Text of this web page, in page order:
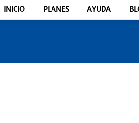
INICIO PLANES AYUDA